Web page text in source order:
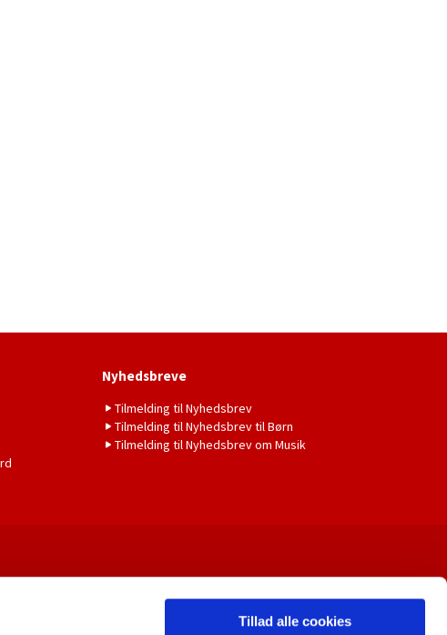
Tillad alle cookies
Nyhedsbreve
Tilmelding til Nyhedsbrev
Tilmelding til Nyhedsbrev til Børn
Tilmelding til Nyhedsbrev om Musik